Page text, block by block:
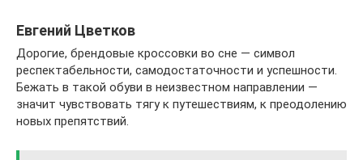
Евгений Цветков
Дорогие, брендовые кроссовки во сне — символ
респектабельности, самодостаточности и успешности.
Бежать в такой обуви в неизвестном направлении —
значит чувствовать тягу к путешествиям, к преодолению
новых препятствий.